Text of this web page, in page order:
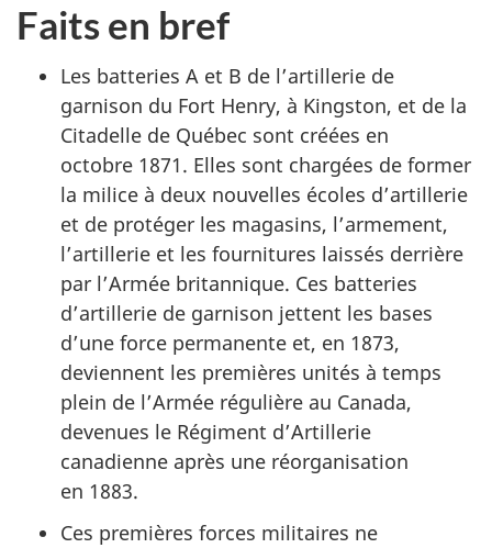
Faits en bref
Les batteries A et B de l’artillerie de
garnison du Fort Henry, à Kingston, et de la
Citadelle de Québec sont créées en
octobre 1871. Elles sont chargées de former
la milice à deux nouvelles écoles d’artillerie
et de protéger les magasins, l’armement,
l’artillerie et les fournitures laissés derrière
par l’Armée britannique. Ces batteries
d’artillerie de garnison jettent les bases
d’une force permanente et, en 1873,
deviennent les premières unités à temps
plein de l’Armée régulière au Canada,
devenues le Régiment d’Artillerie
canadienne après une réorganisation
en 1883.
Ces premières forces militaires ne